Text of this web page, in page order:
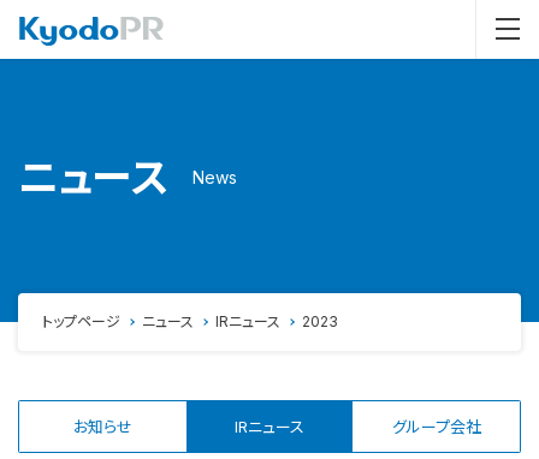
ニュース News
トップページ ニュース IRニュース 2023
お知らせ IRニュース グループ会社